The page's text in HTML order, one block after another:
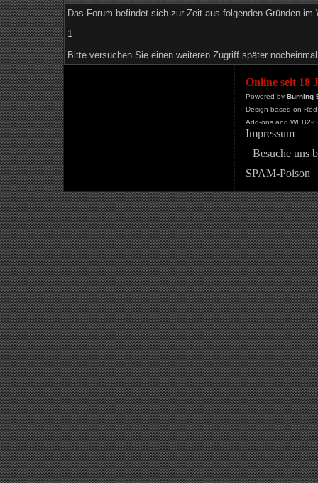
Das Forum befindet sich zur Zeit aus folgenden Gründen im
1
Bitte versuchen Sie einen weiteren Zugriff später
Online seit 18
Powered by Burning
Design based on
Add-ons and WEB2-
Impressum
Besuche uns
SPAM-Poison